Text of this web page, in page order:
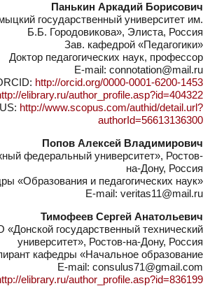
Панькин Аркадий Борисович
государственный университет им.
Б.Б. Городовикова», Элиста, Россия
Зав. кафедрой «Педагогики»
Доктор педагогических наук, профессор
E-mail: connotation@mail.ru
http://orcid.org/0000-0001-6200-1453
elibrary.ru/author_profile.asp?id=404322
http://www.scopus.com/authid/detail.url?
authorId=56613136300
Попов Алексей Владимирович
федеральный университет», Ростов-
на-Дону, Россия
«Образования и педагогических наук»
E-mail: veritas11@mail.ru
Тимофеев Сергей Анатольевич
государственный технический
университет», Ростов-на-Дону, Россия
кафедры «Начальное образование
E-mail: consulus71@gmail.com
elibrary.ru/author_profile.asp?id=836199